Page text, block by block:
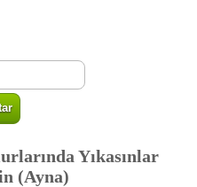
Yıkasınlar
(Ayna)